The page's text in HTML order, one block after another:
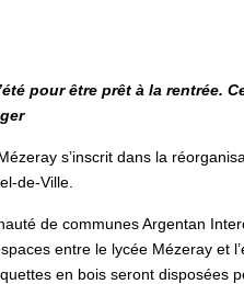
pour être prêt à la
s’inscrit dans la
de-Ville.
de communes Argentan
entre le lycée Mézeray et
en bois seront disposées